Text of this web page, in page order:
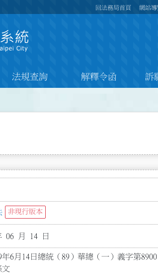
回法務局首頁 網站導
法規查詢 解釋令函 訴
非現行版本
06 月 14 日
年6月14日總統（89）華總（一）義字第
文